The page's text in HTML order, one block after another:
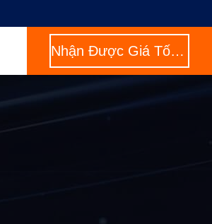
Nhận Được Giá Tốt Nhất